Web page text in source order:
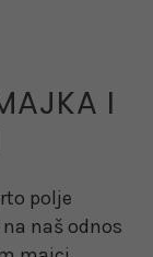
I
polje
naš odnos